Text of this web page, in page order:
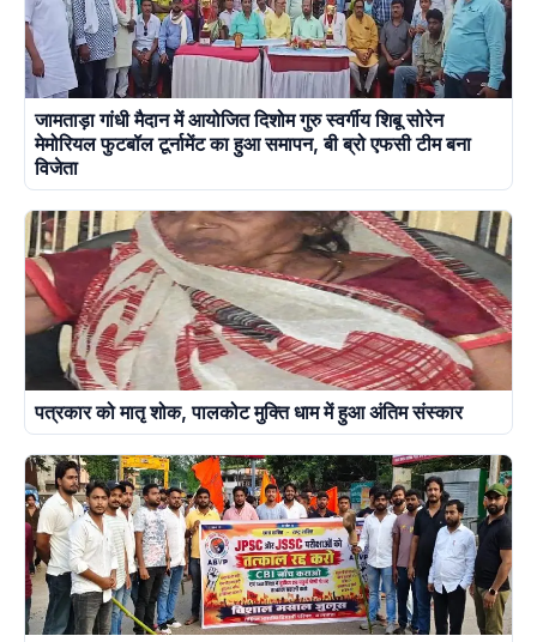
जामताड़ा गांधी मैदान में आयोजित दिशोम गुरु स्वर्गीय शिबू सोरेन
मेमोरियल फुटबॉल टूर्नामेंट का हुआ समापन, बी ब्रो एफसी टीम बना
विजेता
पत्रकार को मातृ शोक, पालकोट मुक्ति धाम में हुआ अंतिम संस्कार